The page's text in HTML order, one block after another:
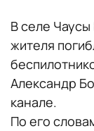
В селе
жителя
Александр
канале.
По его